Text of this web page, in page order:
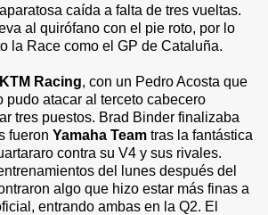
caída a falta de tres vueltas.
al quirófano con el pie roto, por lo
la Race como el GP de Cataluña.
KTM Racing, con un Pedro Acosta que
pudo atacar al terceto cabecero
tres puestos. Brad Binder finalizaba
fueron Yamaha Team tras la fantástica
contra su V4 y sus rivales.
del lunes después del
algo que hizo estar más finas a
entrando ambas en la Q2. El